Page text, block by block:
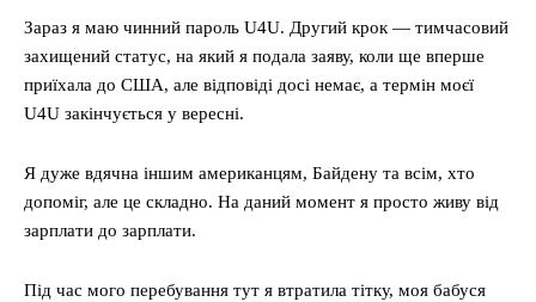
Зараз я маю чинний пароль U4U. Другий крок — тимчасовий
захищений статус, на який я подала заяву, коли ще вперше
приїхала до США, але відповіді досі немає, а термін моєї
U4U закінчується у вересні.
Я дуже вдячна іншим американцям, Байдену та всім, хто
допоміг, але це складно. На даний момент я просто живу від
зарплати до зарплати.
Під час мого перебування тут я втратила тітку, моя бабуся